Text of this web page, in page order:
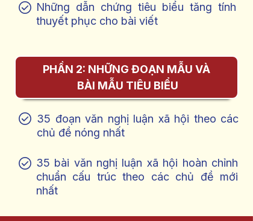
Những dẫn chứng tiêu biểu tăng tính
thuyết phục cho bài viết
PHẦN 2: NHỮNG ĐOẠN MẪU VÀ
BÀI MẪU TIÊU BIỂU
35 đoạn văn nghị luận xã hội theo các
chủ đề nóng nhất
35 bài văn nghị luận xã hội hoàn chỉnh
chuẩn cấu trúc theo các chủ đề mới
nhất